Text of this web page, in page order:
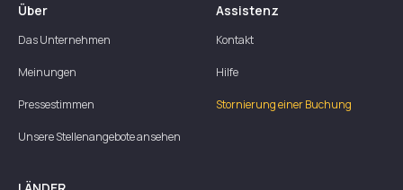
Über
Das Unternehmen
Meinungen
Pressestimmen
Unsere Stellenangebote ansehen
Assistenz
Kontakt
Hilfe
Stornierung einer Buchung